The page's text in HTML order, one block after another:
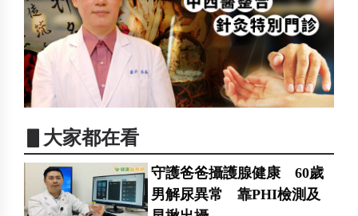
▋大家都在看
守護爸爸攝護腺健康 60歲
男解尿異常 靠PHI檢測及